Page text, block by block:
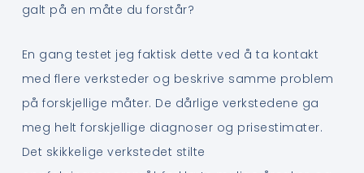
galt på en måte du forstår?
En gang testet jeg faktisk dette ved å ta kontakt
med flere verksteder og beskrive samme problem
på forskjellige måter. De dårlige verkstedene ga
meg helt forskjellige diagnoser og prisestimater.
Det skikkelige verkstedet stilte